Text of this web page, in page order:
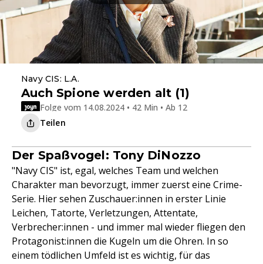
Navy CIS: L.A.
Auch Spione werden alt (1)
Folge vom 14.08.2024 • 42 Min • Ab 12
Teilen
Der Spaßvogel: Tony DiNozzo
"Navy CIS" ist, egal, welches Team und welchen
Charakter man bevorzugt, immer zuerst eine Crime-
Serie. Hier sehen Zuschauer:innen in erster Linie
Leichen, Tatorte, Verletzungen, Attentate,
Verbrecher:innen - und immer mal wieder fliegen den
Protagonist:innen die Kugeln um die Ohren. In so
einem tödlichen Umfeld ist es wichtig, für das